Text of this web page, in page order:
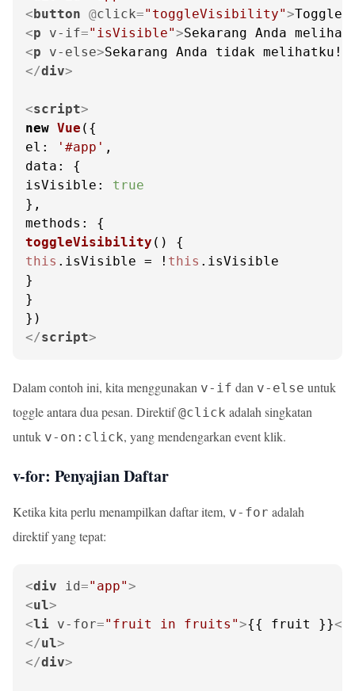
<button @click="toggleVisibility">Toggle
<p v-if="isVisible">Sekarang Anda
<p v-else>Sekarang Anda tidak melihatku!
</div>
<script>
new Vue
el : '#app'
data
isVisible : true
methods
toggleVisibility (
this . isVisible = ! this . isVisible
}
}
</script>
Dalam contoh ini, kita menggunakan v-if dan v-else untuk
toggle antara dua pesan. Direktif@click adalah singkatan
untuk v-on:click, yang mendengarkan event klik.
v-for: Penyajian Daftar
Ketika kita perlu menampilkan daftar item, v-for adalah
direktif yang tepat:
<div id="app">
<ul>
<li v-for="fruit in fruits">{{ fruit }}</
</ul>
</div>